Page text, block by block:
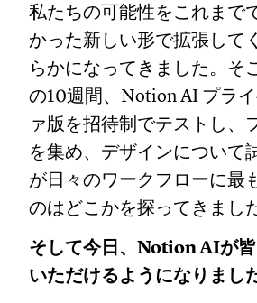
私たちの可能性をこれまで
かった新しい形で拡張して
らかになってきました。そ
の10週間、Notion AI プラ
ァ版を招待制でテストし、
を集め、デザインについて
が日々のワークフローに最
のはどこかを探ってきました
そして今日、Notion AIが
いただけるようになりまし